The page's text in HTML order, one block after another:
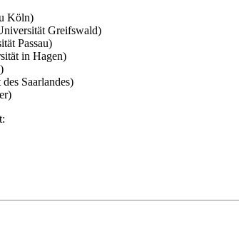
Köln)
Greifswald)
Passau)
in Hagen)
Saarlandes)